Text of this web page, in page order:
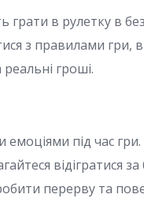
грати в рулетку в
з правилами гри,
гроші.
емоціями під час
відігратися
перерву та